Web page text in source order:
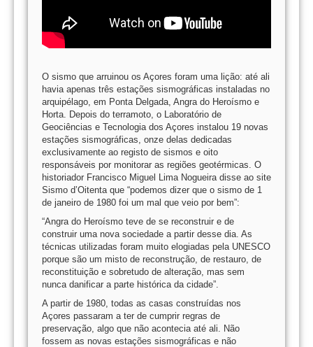
O sismo que arruinou os Açores foram uma lição: até ali
havia apenas três estações sismográficas instaladas no
arquipélago, em Ponta Delgada, Angra do Heroísmo e
Horta. Depois do terramoto, o Laboratório de
Geociências e Tecnologia dos Açores instalou 19 novas
estações sismográficas, onze delas dedicadas
exclusivamente ao registo de sismos e oito
responsáveis por monitorar as regiões geotérmicas. O
historiador Francisco Miguel Lima Nogueira disse ao site
Sismo d’Oitenta que “podemos dizer que o sismo de 1
de janeiro de 1980 foi um mal que veio por bem”:
“Angra do Heroísmo teve de se reconstruir e de
construir uma nova sociedade a partir desse dia. As
técnicas utilizadas foram muito elogiadas pela UNESCO
porque são um misto de reconstrução, de restauro, de
reconstituição e sobretudo de alteração, mas sem
nunca danificar a parte histórica da cidade”.
A partir de 1980, todas as casas construídas nos
Açores passaram a ter de cumprir regras de
preservação, algo que não acontecia até ali. Não
fossem as novas estações sismográficas e não